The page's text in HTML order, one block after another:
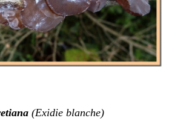
(Exidie blanche)